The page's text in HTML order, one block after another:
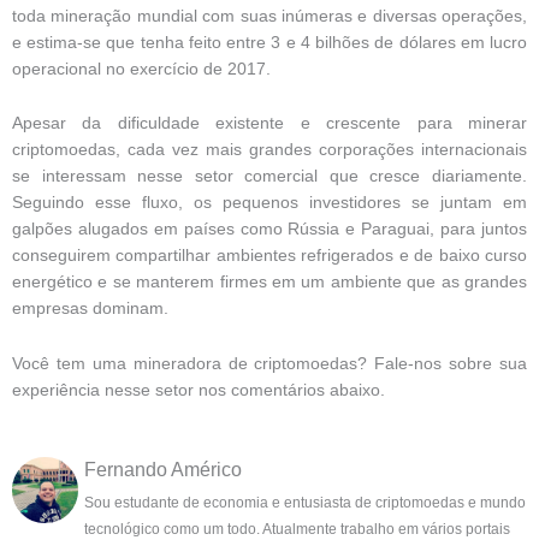
toda mineração mundial com suas inúmeras e diversas operações,
e estima-se que tenha feito entre 3 e 4 bilhões de dólares em lucro
operacional no exercício de 2017.
Apesar da dificuldade existente e crescente para minerar
criptomoedas, cada vez mais grandes corporações internacionais
se interessam nesse setor comercial que cresce diariamente.
Seguindo esse fluxo, os pequenos investidores se juntam em
galpões alugados em países como Rússia e Paraguai, para juntos
conseguirem compartilhar ambientes refrigerados e de baixo curso
energético e se manterem firmes em um ambiente que as grandes
empresas dominam.
Você tem uma mineradora de criptomoedas? Fale-nos sobre sua
experiência nesse setor nos comentários abaixo.
Fernando Américo
Sou estudante de economia e entusiasta de criptomoedas e mundo
tecnológico como um todo. Atualmente trabalho em vários portais